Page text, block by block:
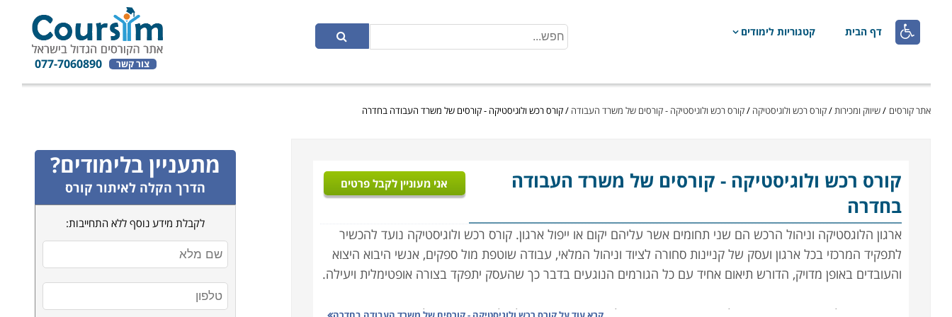
 דף הבית קטגוריות לימודים
צור קשר 077-7060890
אתר קורסים /שיווק ומכירות/קורס רכש ולוגיסטיקה /קורס רכש ולוגיסטיקה - קורסים של משרד העבודה /קורס רכש ולוגיסטיקה - קורסים של משרד העבודה בחדרה
קורס רכש ולוגיסטיקה- קורסים של משרד העבודה
בחדרה
אני מעוניין לקבל פרטים
ארגון הלוגסטיקה וניהול הרכש הם שני תחומים אשר עליהם יקום או ייפול ארגון. קורס רכש ולוגיסטיקה נועד להכשיר
לתפקיד המרכזי בכל ארגון ועסק של קניינות סחורה לציוד וניהול המלאי, עבודה שוטפת מול ספקים, אנשי היבוא היצוא
והעובדים באופן מדויק, הדורש תיאום אחיד עם כל הגורמים הנוגעים בדבר כך שהעסק יתפקד בצורה אופטימלית ויעילה.
הנושאים הנלמדים בקורס הם ניהול המשאב האנושי, ניהול איכות, ארגון ותפעול מלאי העסק, ניהול הצד הפיננסי,
מתעניין בלימודים?
הדרך הקלה לאיתור קורס
לקבלת מידע נוסף ללא התחייבות: